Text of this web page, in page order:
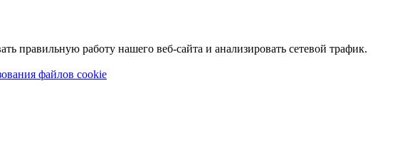
правильную работу нашего веб-сайта и анализировать сетевой трафик.
файлов cookie